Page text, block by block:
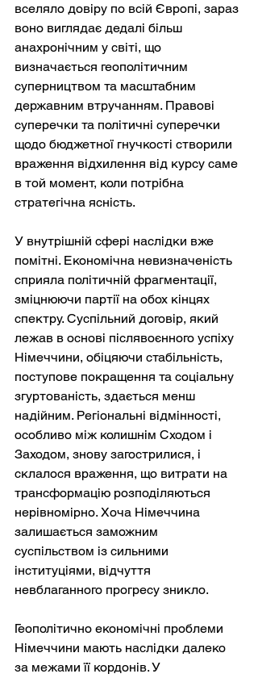
вселяло довіру по всій Європі, зараз
воно виглядає дедалі більш
анахронічним у світі, що
визначається геополітичним
суперництвом та масштабним
державним втручанням. Правові
суперечки та політичні суперечки
щодо бюджетної гнучкості створили
враження відхилення від курсу саме
в той момент, коли потрібна
стратегічна ясність.
У внутрішній сфері наслідки вже
помітні. Економічна невизначеність
сприяла політичній фрагментації,
зміцнюючи партії на обох кінцях
спектру. Суспільний договір, який
лежав в основі післявоєнного успіху
Німеччини, обіцяючи стабільність,
поступове покращення та соціальну
згуртованість, здається менш
надійним. Регіональні відмінності,
особливо між колишнім Сходом і
Заходом, знову загострилися, і
склалося враження, що витрати на
трансформацію розподіляються
нерівномірно. Хоча Німеччина
залишається заможним
суспільством із сильними
інституціями, відчуття
невблаганного прогресу зникло.
Геополітично економічні проблеми
Німеччини мають наслідки далеко
за межами її кордонів. У